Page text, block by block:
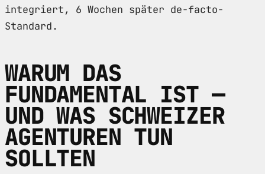
integriert, 6 Wochen später de-facto-
Standard.
WARUM DAS
FUNDAMENTAL IST —
UND WAS SCHWEIZER
AGENTUREN TUN
SOLLTEN